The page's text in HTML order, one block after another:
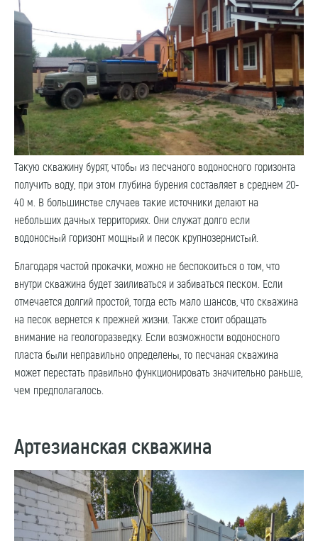
Такую скважину бурят, чтобы из песчаного водоносного горизонта
получить воду, при этом глубина бурения составляет в среднем 20-
40 м. В большинстве случаев такие источники делают на
небольших дачных территориях. Они служат долго если
водоносный горизонт мощный и песок крупнозернистый.
Благодаря частой прокачки, можно не беспокоиться о том, что
внутри скважина будет заиливаться и забиваться песком. Если
отмечается долгий простой, тогда есть мало шансов, что скважина
на песок вернется к прежней жизни. Также стоит обращать
внимание на геологоразведку. Если возможности водоносного
пласта были неправильно определены, то песчаная скважина
может перестать правильно функционировать значительно раньше,
чем предполагалось.
Артезианская скважина